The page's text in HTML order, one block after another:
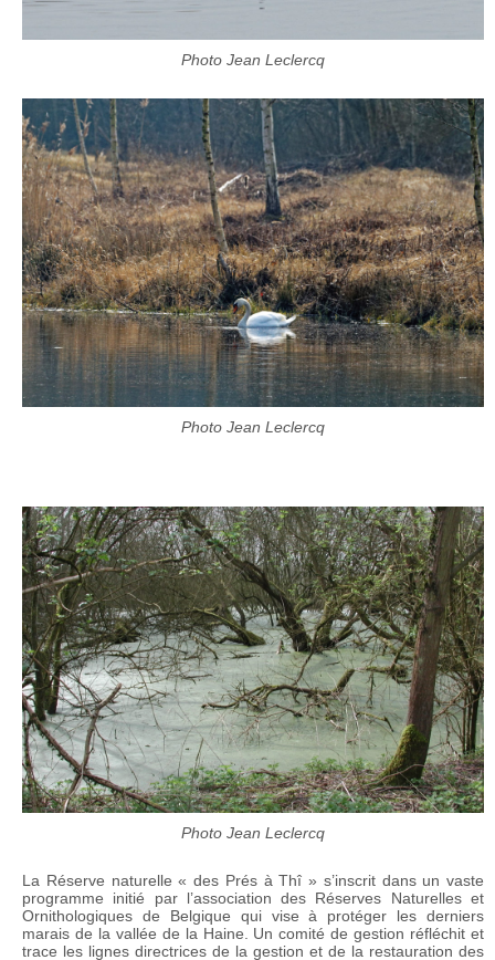
Photo Jean Leclercq
Photo Jean Leclercq
Photo Jean Leclercq
La Réserve naturelle « des Prés à Thî » s’inscrit dans un vaste
programme initié par l’association des Réserves Naturelles et
Ornithologiques de Belgique qui vise à protéger les derniers
marais de la vallée de la Haine. Un comité de gestion réfléchit et
trace les lignes directrices de la gestion et de la restauration des